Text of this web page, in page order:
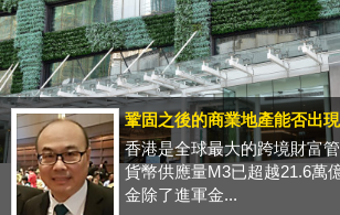
鞏固之後的商業地產能否出
香港是全球最大的跨境財富
貨幣供應量M3已超越21.6萬
金除了進軍金...